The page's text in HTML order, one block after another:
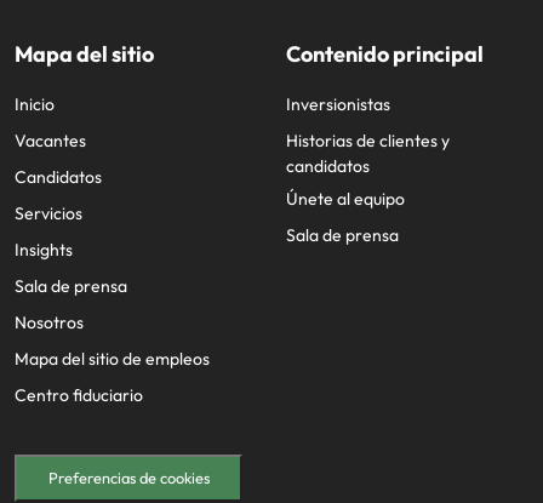
Mapa del sitio
Inicio
Vacantes
Candidatos
Servicios
Insights
Sala de prensa
Nosotros
Mapa del sitio de empleos
Centro fiduciario
Contenido principal
Inversionistas
Historias de clientes y
candidatos
Únete al equipo
Sala de prensa
Preferencias de cookies